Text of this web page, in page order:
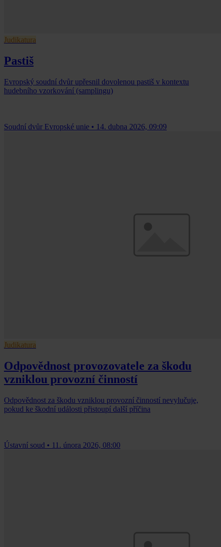
Judikatura
Pastiš
Evropský soudní dvůr upřesnil dovolenou pastiš v kontextu
hudebního vzorkování (samplingu)
Soudní dvůr Evropské unie • 14. dubna 2026, 09:09
Judikatura
Odpovědnost provozovatele za škodu
vzniklou provozní činností
Odpovědnost za škodu vzniklou provozní činností nevylučuje,
pokud ke škodní události přistoupí další příčina
Ústavní soud • 11. února 2026, 08:00